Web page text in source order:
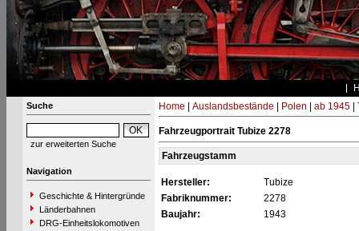
Suche
zur erweiterten Suche
Navigation
Geschichte & Hintergründe
Länderbahnen
DRG-Einheitslokomotiven
Home Auslandsbestände Polen ab 1945|
Fahrzeugportrait Tubize 2278
Fahrzeugstamm
Hersteller:
Tubize
Fabriknummer:
2278
Baujahr:
1943